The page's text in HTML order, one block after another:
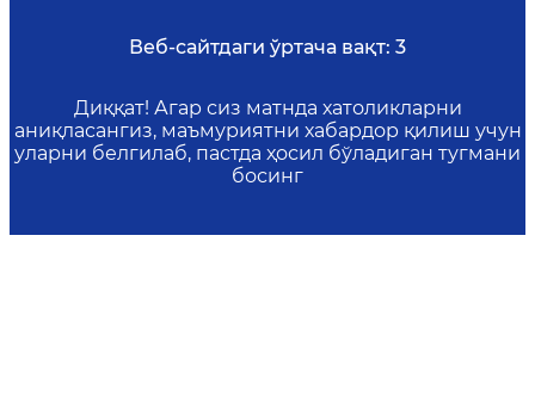
Веб-сайтдаги ўртача вақт: 3
Диққат! Агар сиз матнда хатоликларни
аниқласангиз, маъмуриятни хабардор қилиш учун
уларни белгилаб, пастда ҳосил бўладиган тугмани
босинг